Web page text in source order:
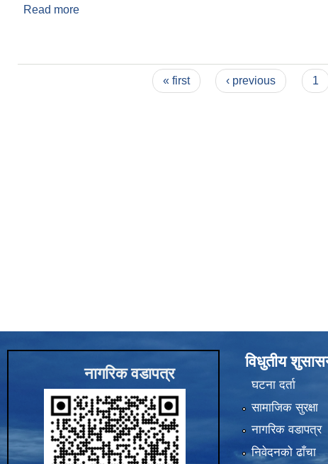
Read more
« first ‹ previous 1
नागरिक वडापत्र
विधुतीय
घटना दर्ता
सामाजिक सुरक्षा
नागरिक वडापत्र
निवेदनको ढाँचा